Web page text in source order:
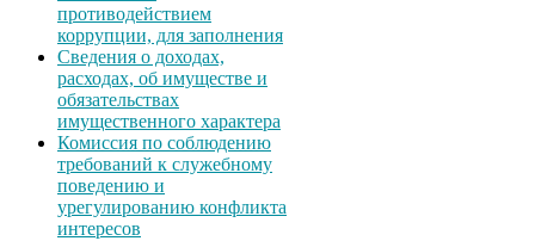
противодействием
коррупции, для заполнения
Сведения о доходах,
расходах, об имуществе и
обязательствах
имущественного характера
Комиссия по соблюдению
требований к служебному
поведению и
урегулированию конфликта
интересов